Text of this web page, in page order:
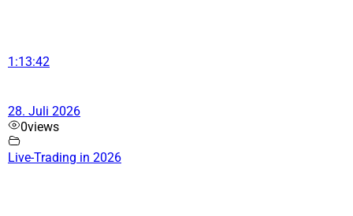
1:13:42
28. Juli 2026
0views
Live-Trading in 2026